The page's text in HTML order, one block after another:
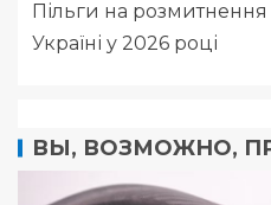
Пільги на
Україні у 2026 році
ВЫ, ВОЗМОЖНО,